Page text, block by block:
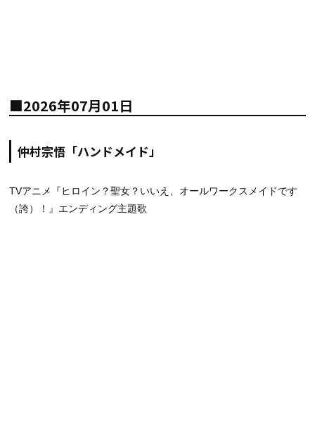
■2026年07月01日
仲村宗悟「ハンドメイド」
TVアニメ『ヒロイン？聖女？いいえ、オールワークスメイドです
（誇）！』エンディング主題歌